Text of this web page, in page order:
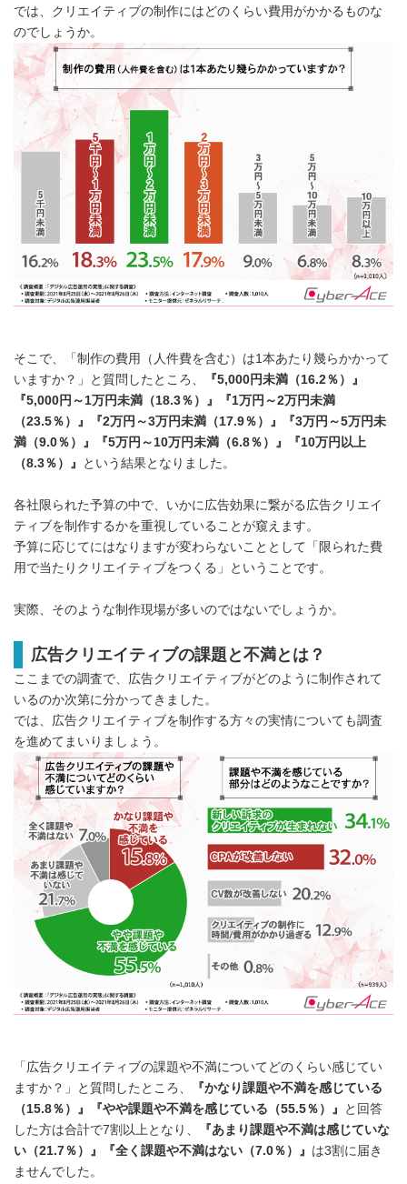
では、クリエイティブの制作にはどのくらい費用がかかるものな
のでしょうか。
そこで、「制作の費用（人件費を含む）は1本あたり幾らかかって
いますか？」と質問したところ、
『5,000 円未満（16.2％）』
『5,000 円～ 1万円未満（18.3％）』『1万円～2万円未満
（23.5％）』『2万円～3万円未満（17.9％）』『3万円～5万円未
満（9.0％）』『5万円～ 10万円未満（6.8％）』『10万円以上
（8.3％）』 という結果となりました。
各社限られた予算の中で、いかに広告効果に繋がる広告クリエイ
ティブを制作するかを重視していることが窺えます。
予算に応じてにはなりますが変わらないこととして「限られた費
用で当たりクリエイティブをつくる」ということです。
実際、そのような制作現場が多いのではないでしょうか。
広告クリエイティブの課題と不満とは？
ここまでの調査で、広告クリエイティブがどのように制作されて
いるのか次第に分かってきました。
では、広告クリエイティブを制作する方々の実情についても調査
を進めてまいりましょう。
「広告クリエイティブの課題や不満についてどのくらい感じてい
ますか？」と質問したところ、
『かなり課題や不満を感じている
（15.8％）』『やや課題や不満を感じている（55.5％）』
と回答
した方は合計で7割以上となり、
『あまり課題や不満は感じていな
い（21.7％）』『全く課題や不満はない（7.0％）』 は3割に届き
ませんでした。